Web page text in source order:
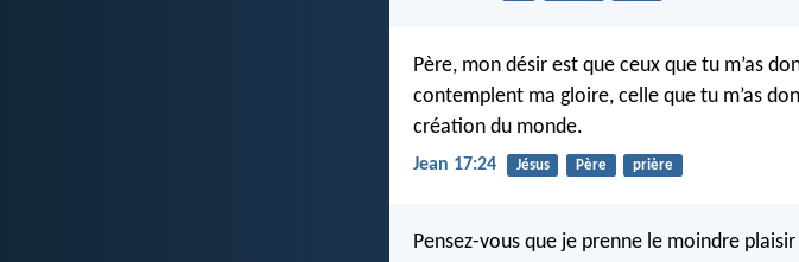
Père, mon désir est que ceux que tu m’as
contemplent ma gloire, celle que tu m’as
création du monde.
Jean 17:24 Jésus Père prière
Pensez-vous que je prenne le moindre